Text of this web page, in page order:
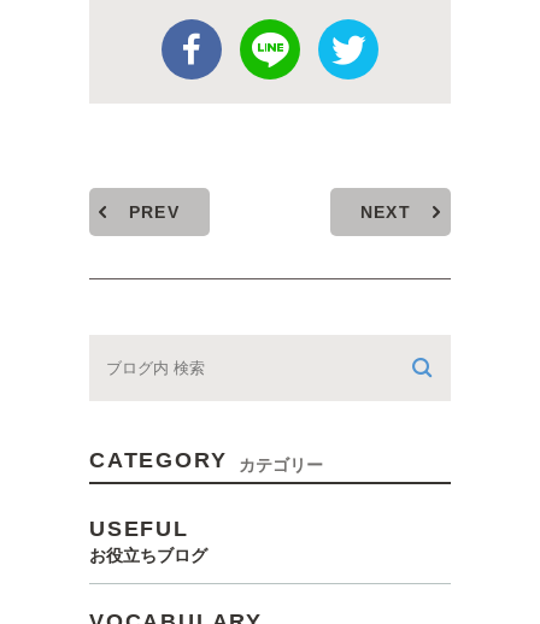
PREV NEXT
CATEGORY カテゴリー
USEFUL
お役立ちブログ